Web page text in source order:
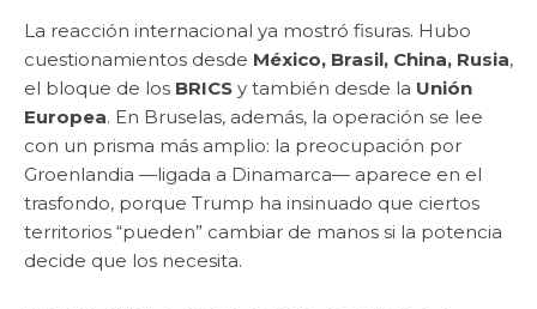
La reacción internacional ya mostró fisuras. Hubo
cuestionamientos desde México, Brasil, China, Rusia,
el bloque de los BRICS y también desde la Unión
Europea. En Bruselas, además, la operación se lee
con un prisma más amplio: la preocupación por
Groenlandia —ligada a Dinamarca— aparece en el
trasfondo, porque Trump ha insinuado que ciertos
territorios “pueden” cambiar de manos si la potencia
decide que los necesita.